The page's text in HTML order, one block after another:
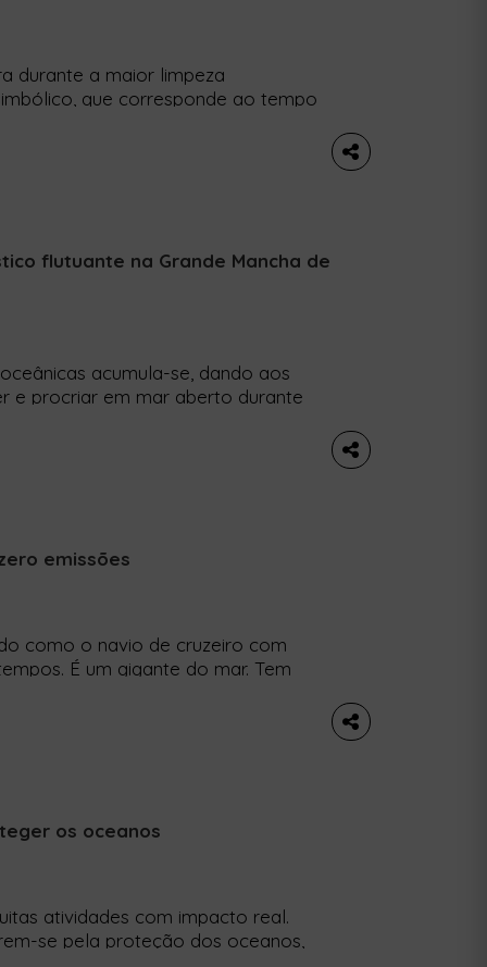
durante a maior limpeza
que corresponde ao tempo
flutuante na Grande Mancha de
acumula-se, dando aos
e procriar em mar aberto durante
anos. Os cientistas encontraram
emissões
como o navio de cruzeiro com
É um gigante do mar. Tem
Euribia é movido a LNG, o
os oceanos
atividades com impacto real.
se pela proteção dos oceanos,